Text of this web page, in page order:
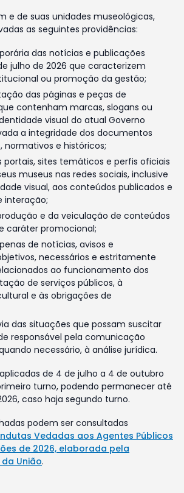
e de suas unidades museológicas,
as seguintes providências:
das notícias e publicações
julho de 2026 que caracterizem
ou promoção da gestão;
das páginas e peças de
contenham marcas, slogans ou
visual do atual Governo
a integridade dos documentos
normativos e históricos;
portais, sites temáticos e perfis oficiais
museus nas redes sociais, inclusive
visual, aos conteúdos publicados e
interação;
e da veiculação de conteúdos
caráter promocional;
de notícias, avisos e
necessários e estritamente
ao funcionamento dos
de serviços públicos, à
e às obrigações de
das situações que possam suscitar
responsável pela comunicação
necessário, à análise jurídica.
de 4 de julho a 4 de outubro
turno, podendo permanecer até
caso haja segundo turno.
podem ser consultadas
Vedadas aos Agentes Públicos
de 2026, elaborada pela
União.